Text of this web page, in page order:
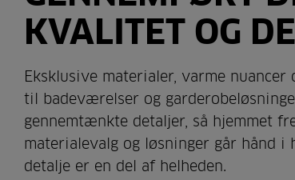
KVALITET OG
Eksklusive materialer, varme
til badeværelser og
gennemtænkte detaljer, så hjemmet
materialevalg og løsninger går hånd
detalje er en del af helheden.